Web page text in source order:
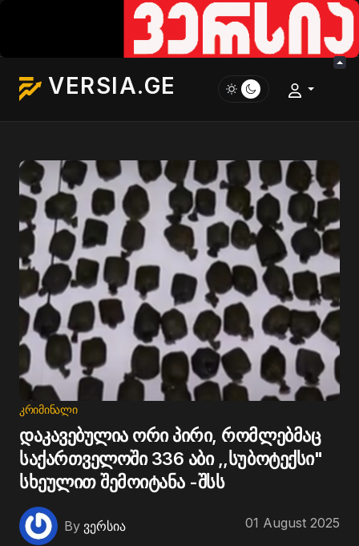
VERSIA.GE
ᲙᲠᲘᲛᲘᲜᲐᲚᲘ
დაკავებულია ორი პირი, რომლებმაც
საქართველოში 336 აბი ,,სუბოტექსი"
სხეულით შემოიტანა -შსს
By ვერსია 01 August 2025